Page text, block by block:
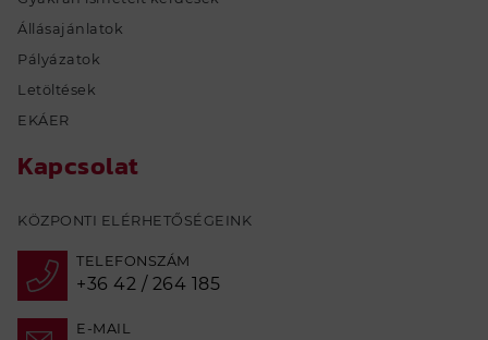
Állásajánlatok
Pályázatok
Letöltések
EKÁER
Kapcsolat
KÖZPONTI ELÉRHETŐSÉGEINK
TELEFONSZÁM
+36 42 / 264 185
E-MAIL